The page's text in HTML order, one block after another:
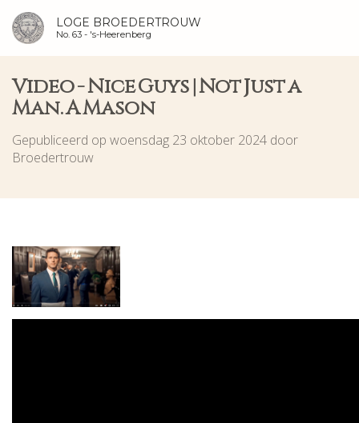
LOGE BROEDERTROUW
No. 63 - 's-Heerenberg
Video - Nice Guys | Not Just a
Man. A Mason
Gepubliceerd op woensdag 23 oktober 2024 door
Broedertrouw